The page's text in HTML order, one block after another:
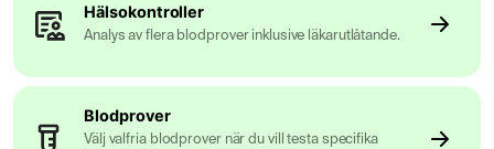
Hälsokontroller
Analys av flera blodprover inklusive läkarutlåtande.
Blodprover
Välj valfria blodprover när du vill testa specifika